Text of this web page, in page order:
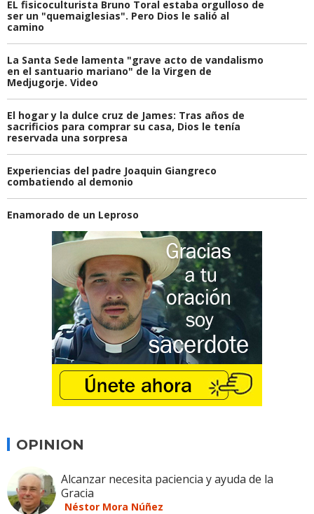
EL fisicoculturista Bruno Toral estaba orgulloso de
ser un "quemaiglesias". Pero Dios le salió al
camino
La Santa Sede lamenta "grave acto de vandalismo
en el santuario mariano" de la Virgen de
Medjugorje. Video
El hogar y la dulce cruz de James: Tras años de
sacrificios para comprar su casa, Dios le tenía
reservada una sorpresa
Experiencias del padre Joaquin Giangreco
combatiendo al demonio
Enamorado de un Leproso
OPINION
Alcanzar necesita paciencia y ayuda de la
Gracia
Néstor Mora Núñez